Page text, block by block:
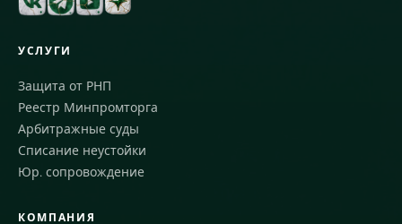
УСЛУГИ
Защита от РНП
Реестр Минпромторга
Арбитражные суды
Списание неустойки
Юр. сопровождение
КОМПАНИЯ